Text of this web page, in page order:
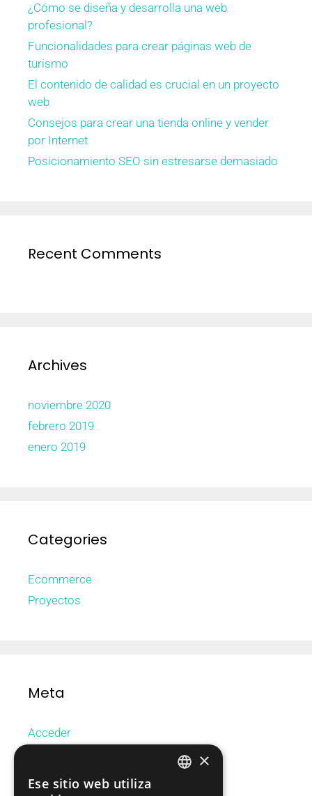
¿Cómo se diseña y desarrolla una web
profesional?
Funcionalidades para crear páginas web de
turismo
El contenido de calidad es crucial en un proyecto
web
Consejos para crear una tienda online y vender
por Internet
Posicionamiento SEO sin estresarse demasiado
Recent Comments
Archives
noviembre 2020
febrero 2019
enero 2019
Categories
Ecommerce
Proyectos
Meta
Acceder
×
Ese sitio web utiliza